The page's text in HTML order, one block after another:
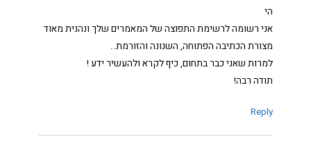
הי
אני רשומה לרשימת התפוצה של המאמרים שלך ונהנית מאוד
מצורת הכתיבה הפתוחה, השנונה והזורמת..
למרות שאני כבר בתחום, כיף לקרא ולהעשיר ידע !
תודה רבה!
Reply